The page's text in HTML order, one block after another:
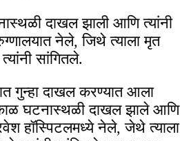
दाखल झाली आणि त्यांनी
नेले, जिथे त्याला मृत
सांगितले.
गुन्हा दाखल करण्यात आला
घटनास्थळी दाखल झाले आणि
हॉस्पिटलमध्ये नेले, जेथे त्याला